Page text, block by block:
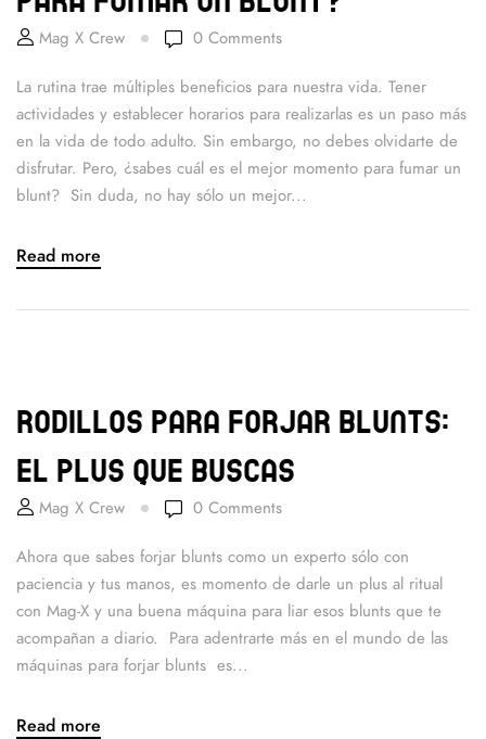
Mag X Crew 0 Comments
La rutina trae múltiples beneficios para nuestra vida. Tener
actividades y establecer horarios para realizarlas es un paso más
en la vida de todo adulto. Sin embargo, no debes olvidarte de
disfrutar. Pero, ¿sabes cuál es el mejor momento para fumar un
blunt? Sin duda, no hay sólo un mejor...
Read more
Rodillos para forjar blunts:
El plus que buscas
Mag X Crew 0 Comments
Ahora que sabes forjar blunts como un experto sólo con
paciencia y tus manos, es momento de darle un plus al ritual
con Mag-X y una buena máquina para liar esos blunts que te
acompañan a diario. Para adentrarte más en el mundo de las
máquinas para forjar blunts es...
Read more